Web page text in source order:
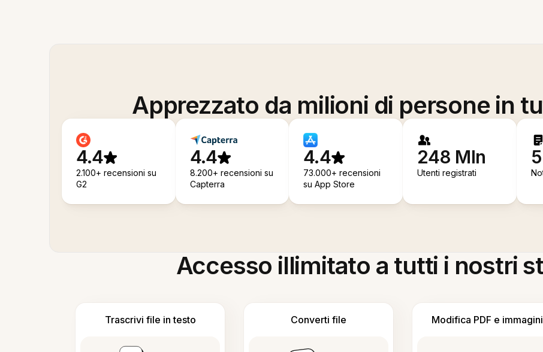
Apprezzato da milioni di persone in
4.4
2.100+ recensioni su
G2
4.4
8.200+ recensioni su
Capterra
4.4
73.000+ recensioni
su App Store
248 Mln
Utenti registrati
Accesso illimitato a tutti i nostri
Trascrivi file in testo Converti file Modifica PDF e immagini